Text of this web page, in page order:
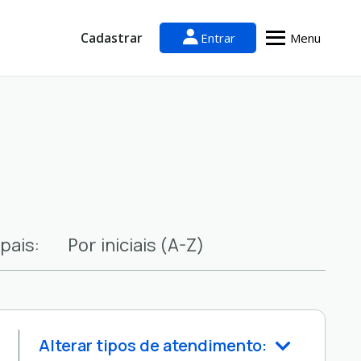
Cadastrar Entrar Menu
Por iniciais (A-Z)
Alterar tipos de atendimento: